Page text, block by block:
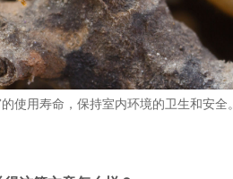
使用寿命，保持室内环境的卫生和安全。